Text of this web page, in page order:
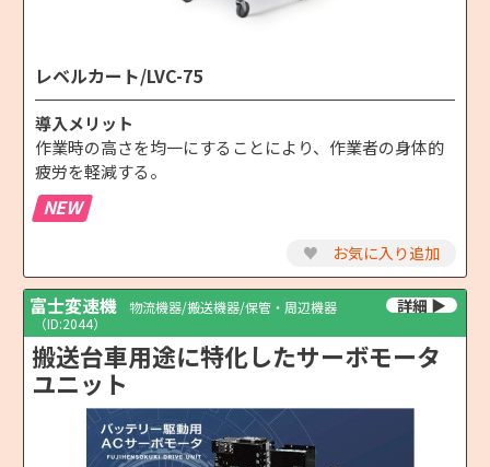
レベルカート/LVC-75
導入メリット
作業時の高さを均一にすることにより、作業者の身体的
疲労を軽減する。
NEW
♥ お気に入り追加
富士変速機
物流機器/搬送機器/保管・周辺機器
（ID:2044）
搬送台車用途に特化したサーボモータ
ユニット